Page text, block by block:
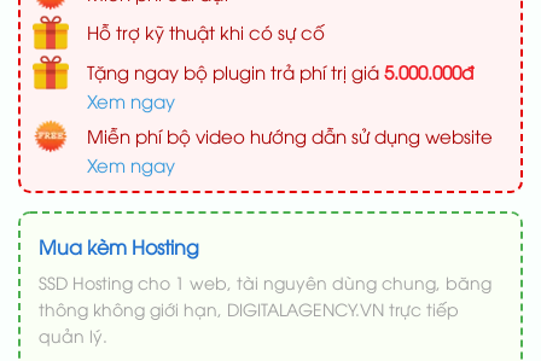
Hỗ trợ kỹ thuật khi có sự cố
Tặng ngay bộ plugin trả phí trị giá 5.000.000đ
Xem ngay
Miễn phí bộ video hướng dẫn sử dụng website
Xem ngay
Mua kèm Hosting
SSD Hosting cho 1 web, tài nguyên dùng chung, băng
thông không giới hạn, DIGITALAGENCY.VN trực tiếp
quản lý.